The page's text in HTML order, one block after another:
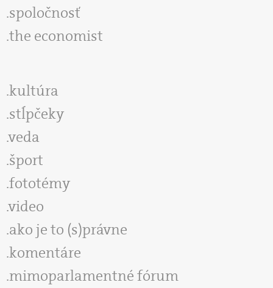
spoločnosť
the economist
kultúra
stĺpčeky
veda
šport
fototémy
video
ako je to (s)právne
komentáre
mimoparlamentné fórum